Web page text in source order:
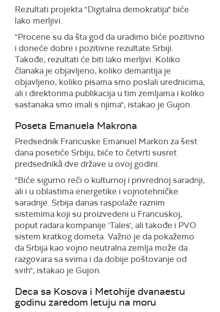
Rezultati projekta "Digitalna demokratija" biće
lako merljivi.
"Procene su da šta god da uradimo biće pozitivno
i doneće dobre i pozitivne rezultate Srbiji.
Takođe, rezultati će biti lako merljivi. Koliko
članaka je objavljeno, koliko demantija je
objavljeno, koliko pisama smo poslali urednicima,
ali i direktorima publikacija u tim zemljama i koliko
sastanaka smo imali s njima", istakao je Gujon.
Poseta Emanuela Makrona
Predsednik Francuske Emanuel Markon za šest
dana posetiće Srbiju, biće to četvrti susret
predsednikâ dve države u ovoj godini.
"Biće sigurno reči o kulturnoj i privrednoj saradnji,
ali i u oblastima energetike i vojnotehničke
saradnje. Srbija danas raspolaže raznim
sistemima koji su proizvedeni u Francuskoj,
poput radara kompanije 'Tales', ali takođe i PVO
sistem kratkog dometa. Važno je da pokažemo
da Srbija kao vojno neutralna zemlja može da
razgovara sa svima i da dobije poštovanje od
svih", istakao je Gujon.
Deca sa Kosova i Metohije dvanaestu
godinu zaredom letuju na moru